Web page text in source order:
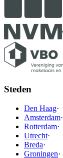
Steden
Den Haag·
Amsterdam·
Rotterdam·
Utrecht·
Breda·
Groningen·